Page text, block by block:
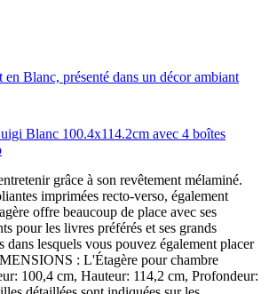
Blanc 100.4x114.2cm avec 4 boîtes
grâce à son revêtement mélaminé.
imprimées recto-verso, également
offre beaucoup de place avec ses
pour les livres préférés et ses grands
dans lesquels vous pouvez également placer
: L'Étagère pour chambre
100,4 cm, Hauteur: 114,2 cm, Profondeur: